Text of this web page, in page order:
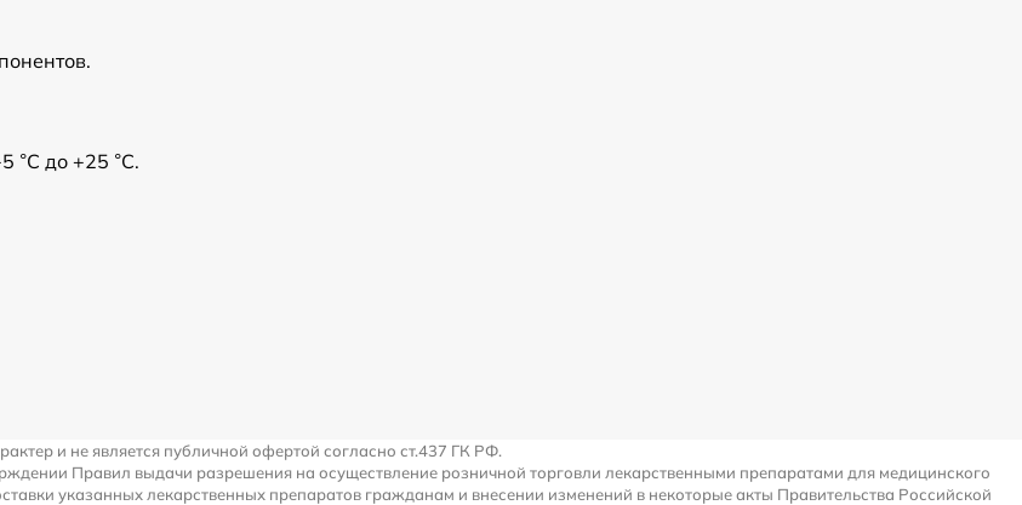
°С до +25 °С.
и не является публичной офертой согласно ст.437 ГК РФ.
Правил выдачи разрешения на осуществление розничной торговли лекарственными препаратами для медицинского
указанных лекарственных препаратов гражданам и внесении изменений в некоторые акты Правительства Российской